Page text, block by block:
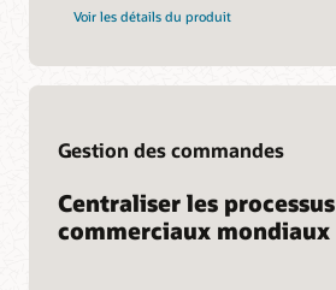
Formation Cloud SCM
Consulting
Voir les détails du produit
Gestion des commandes
Centraliser les processus
commerciaux mondiaux